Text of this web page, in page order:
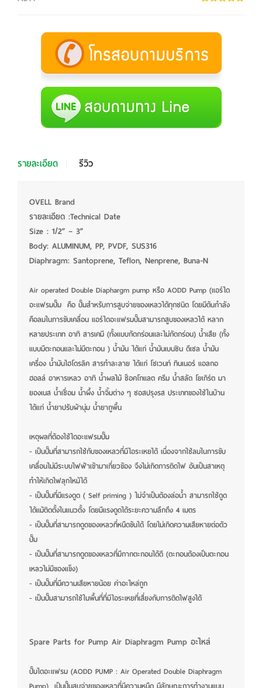
รายละเอียด รีวิว
OVELL Brand
รายละเอียด :Technical Date
Size : 1/2” – 3”
Body: ALUMINUM, PP, PVDF, SUS316
Diaphragm: Santoprene, Teflon, Nenprene, Buna-N
Air operated Double Diaphargm pump หรือ AODD Pump (แอร์ได
อะแฟรมปั๊ม คือ ปั๊มสำหรับการสูบจ่ายของเหลวได้ทุกชนิด โดยมีต้นกำลัง
คือลมในการขับเคลื่อน แอร์ไดอะแฟรมปั๊มสามารถสูบของเหลวได้ หลาก
หลายประเภท อาทิ สารเคมี (ทั้งแบบกัดกร่อนและไม่กัดกร่อน) น้ำเสีย (ทั้ง
แบบมีตะกอนและไม่มีตะกอน ) น้ำมัน ได้แก่ น้ำมันเบนซิน ดีเซล น้ำมัน
เครื่อง น้ำมันไฮโดรลิค สารทำละลาย ได้แก่ โซเวนท์ ทินเนอร์ แอลกอ
ฮอลล์ อาหารเหลว อาทิ น้ำผลไม้ ช็อคโกแลต ครีม น้ำสลัด โยเกิร์ต มา
ยองเนส น้ำเชื่อม น้ำผึ้ง น้ำจิ้มต่าง ๆ ซอสปรุงรส ประเภทของใช้ในบ้าน
ได้แก่ น้ำยาปรับผ้านุ่ม น้ำยาถูพื้น
เหตุผลที่ต้องใช้ไดอะแฟรมปั๊ม
- เป็นปั๊มที่สามารถใช้กับของเหลวที่มีไอระเหยได้ เนื่องจากใช้ลมในการขับ
เคลื่อนไม่มีระบบไฟฟ้าเข้ามาเกี่ยวข้อง จึงไม่เกิดการติดไฟ อันเป็นสาเหตุ
ทำให้เกิดไฟลุกไหม้ได้
- เป็นปั๊มที่มีแรงดูด ( Self priming ) ไม่จำเป็นต้องล่อน้ำ สามารถใช้ดูด
ได้แม้ติดตั้งในแนวตั้ง โดยมีแรงดูดได้ระยะความลึกถึง 4 เมตร
- เป็นปั๊มที่สามารถดูดของเหลวที่หนืดข้นได้ โดยไม่เกิดความเสียหายต่อตัว
ปั๊ม
- เป็นปั๊มที่สามารถดูดของเหลวที่มีกากตะกอนได้ดี (ตะกอนต้องเป็นตะกอน
เหลวไม่มีของแข็ง)
- เป็นปั๊มที่มีความเสียหายน้อย ค่าอะไหล่ถูก
- เป็นปั๊มสามารถใช้ในพื้นที่ที่มีไอระเหยที่เสี่ยงกับการติดไฟสูงได้
Spare Parts for Pump Air Diaphragm Pump อะไหล่
ปั๊มไดอะแฟรม (AODD PUMP : Air Operated Double Diaphragm